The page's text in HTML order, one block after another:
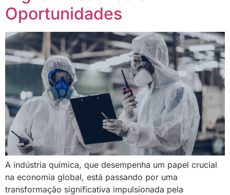
Oportunidades
A indústria química, que desempenha um papel crucial
na economia global, está passando por uma
transformação significativa impulsionada pela